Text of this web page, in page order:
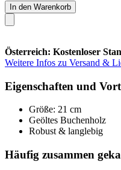
In den Warenkorb
Österreich: Kostenloser
Weitere Infos zu Versand &
Eigenschaften und
Größe: 21 cm
Geöltes Buchenholz
Robust & langlebig
Häufig zusammen